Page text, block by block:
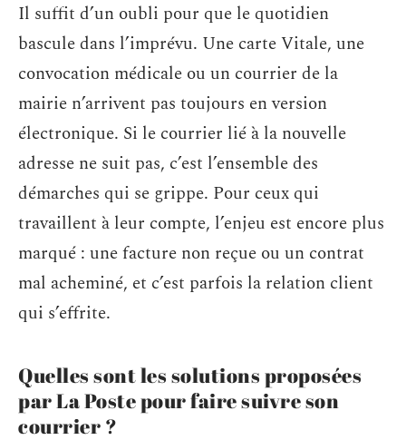
Il suffit d’un oubli pour que le quotidien
bascule dans l’imprévu. Une carte Vitale, une
convocation médicale ou un courrier de la
mairie n’arrivent pas toujours en version
électronique. Si le courrier lié à la nouvelle
adresse ne suit pas, c’est l’ensemble des
démarches qui se grippe. Pour ceux qui
travaillent à leur compte, l’enjeu est encore plus
marqué : une facture non reçue ou un contrat
mal acheminé, et c’est parfois la relation client
qui s’effrite.
Quelles sont les solutions proposées
par La Poste pour faire suivre son
courrier ?